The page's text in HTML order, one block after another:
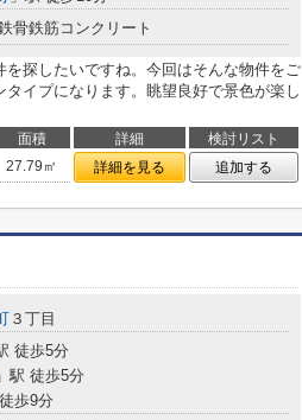
骨鉄筋コンクリート
探したいですね。今回はそんな物件をご
イプになります。眺望良好で景色が楽し
面積 詳細
検討リスト
27.79㎡ 詳細を見る 追加する
３丁目
徒歩5分
」駅 徒歩5分
歩9分